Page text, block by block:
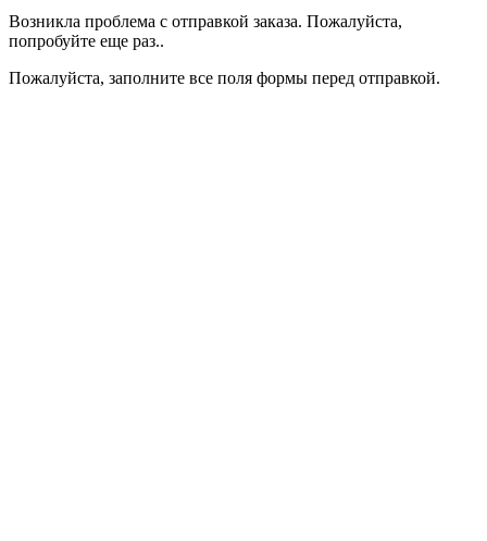
Возникла проблема с отправкой заказа. Пожалуйста,
попробуйте еще раз..
Пожалуйста, заполните все поля формы перед отправкой.